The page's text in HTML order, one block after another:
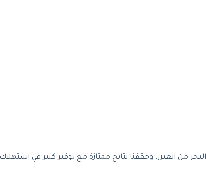
من العين، وحققنا نتائج ممتازة مع توفير كبير في استهلاك